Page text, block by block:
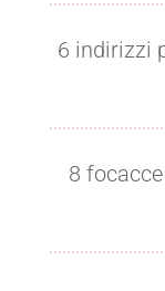
6 indirizzi
8